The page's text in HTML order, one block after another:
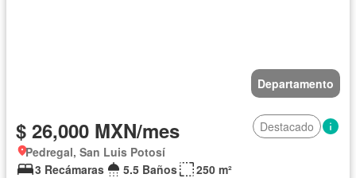
Departamento
$ 26,000 MXN/mes
Destacado
Pedregal, San Luis Potosí
3 Recámaras
5.5 Baños
250 m²